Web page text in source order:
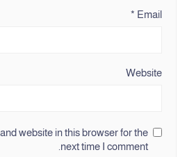
Email
*
Website
website in this browser for the
next time I comment.